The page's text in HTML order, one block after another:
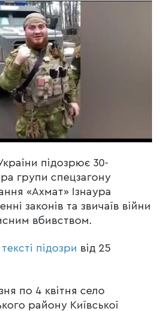
підозрює 30-
групи спецзагону
«Ахмат» Ізнаура
законів та звичаїв війни
вбивством.
тексті підозри від 25
по 4 квітня село
району Київської